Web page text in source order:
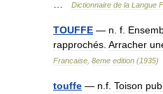
Dictionnaire de la Langue
TOUFFE — n f
rapprochés Arracher
Francaise 8eme edition (1935)
touffe — n f Toison